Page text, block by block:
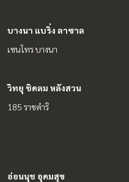
บางนา แบริ่ง ลาซาล
เซนโทร บางนา
วิทยุ ชิดลม หลังสวน
185 ราชดำริ
อ่อนนุช อุดมสุข